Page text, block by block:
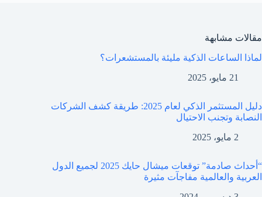
مقالات مشابهة
لماذا الساعات الذكية مليئة بالمستشعرات؟
21 مايو، 2025
دليل المستثمر الذكي لعام 2025: طريقة كشف الشركات
النصابة وتجنب الاحتيال
2 مايو، 2025
“أحداث صادمة” توقعات ميشال حايك 2025 لجميع الدول
العربية والعالمية مفاجآت مثيرة